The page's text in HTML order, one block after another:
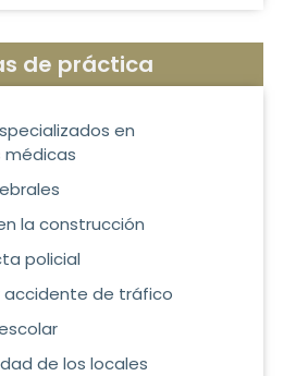
de práctica
en
médicas
la construcción
policial
accidente de tráfico
de los locales